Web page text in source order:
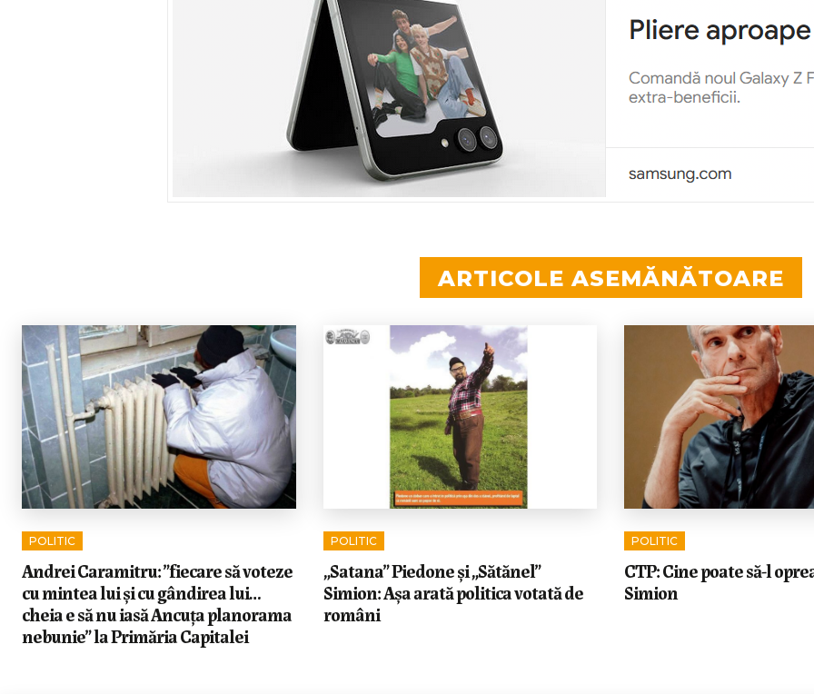
ARTICOLE ASEMĂNĂTOARE
POLITIC
Andrei Caramitru: ”fiecare să voteze
cu mintea lui și cu gândirea lui…
cheia e să nu iasă Ancuța planorama
nebunie” la Primăria Capitalei
POLITIC
„Satana” Piedone și „Sătănel”
Simion: Așa arată politica votată de
români
POLITIC
CTP: Cine poate să-l
Simion